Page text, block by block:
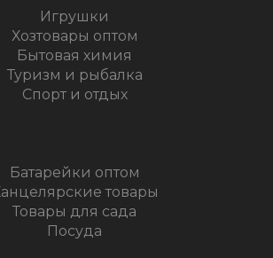
Игрушки
Хозтовары оптом
Бытовая химия
Туризм и рыбалка
Спорт и отдых
Батарейки оптом
товары
Товары для сада
Посуда